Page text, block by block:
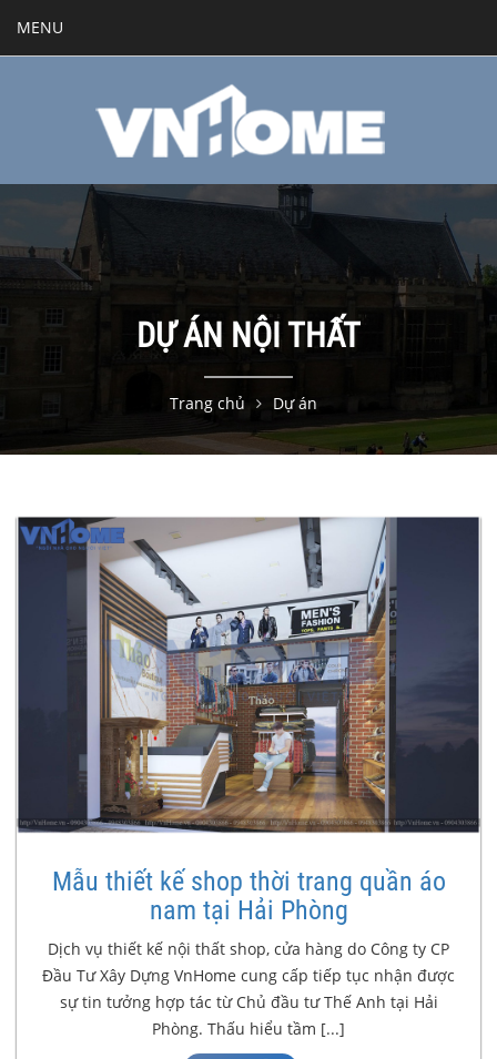
MENU
DỰ ÁN NỘI THẤT
Trang chủ Dự án
Mẫu thiết kế shop thời trang quần áo
nam tại Hải Phòng
Dịch vụ thiết kế nội thất shop, cửa hàng do Công ty CP
Đầu Tư Xây Dựng VnHome cung cấp tiếp tục nhận được
sự tin tưởng hợp tác từ Chủ đầu tư Thế Anh tại Hải
Phòng. Thấu hiểu tầm [...]